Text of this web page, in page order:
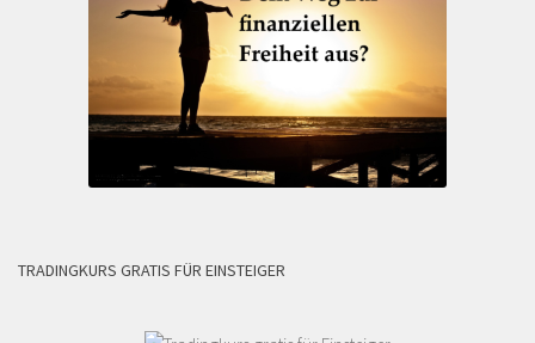
TRADINGKURS GRATIS FÜR EINSTEIGER